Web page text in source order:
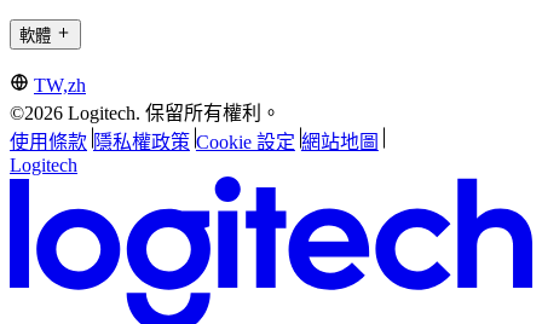
軟體
TW,zh
©2026 Logitech. 保留所有權利。
使用條款 隱私權政策 Cookie 設定 網站地圖
Logitech